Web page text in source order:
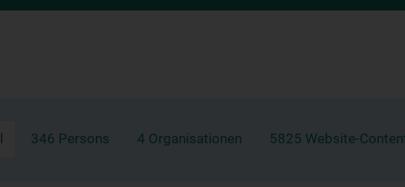
346 Persons 4 Organisationen 5825 Website-